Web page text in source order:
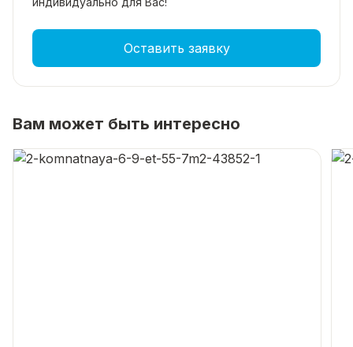
Оставить заявку
Вам может быть интересно